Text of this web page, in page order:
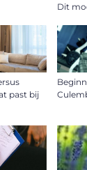
Dit
past bij